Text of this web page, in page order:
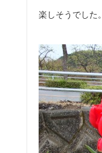
楽しそうでした。